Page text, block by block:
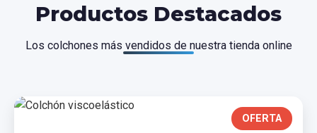
Productos Destacados
Los colchones más vendidos de nuestra tienda online
OFERTA